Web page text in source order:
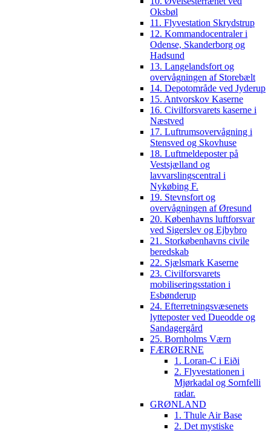
Oksbøl
11. Flyvestation Skrydstrup
12. Kommandocentraler i
Odense, Skanderborg og
Hadsund
13. Langelandsfort og
overvågningen af Storebælt
14. Depotområde ved Jyderup
15. Antvorskov Kaserne
16. Civilforsvarets kaserne i
Næstved
17. Luftrumsovervågning i
Stensved og Skovhuse
18. Luftmeldeposter på
Vestsjælland og
lavvarslingscentral i
Nykøbing F.
19. Stevnsfort og
overvågningen af Øresund
20. Københavns luftforsvar
ved Sigerslev og Ejbybro
21. Storkøbenhavns civile
beredskab
22. Sjælsmark Kaserne
23. Civilforsvarets
mobiliseringsstation i
Esbønderup
24. Efterretningsvæsenets
lytteposter ved Dueodde og
Sandagergård
25. Bornholms Værn
FÆRØERNE
1. Loran-C i Eiði
2. Flyvestationen i
Mjørkadal og Sornfelli
radar.
GRØNLAND
1. Thule Air Base
2. Det mystiske